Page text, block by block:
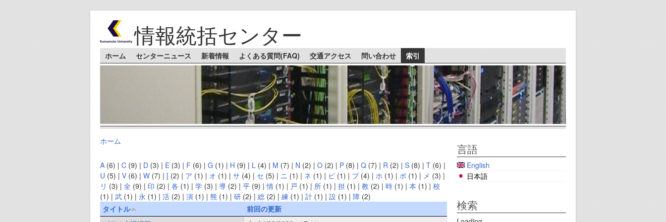
Skip to main content
情報統括センター
Main menu
ホーム センターニュース 新着情報 よくある質問(FAQ) 交通アクセス 問い合わせ 索引
You are here
ホーム
A (6) | C (9) | D (3) | E (3) | F (6) | G (1) | H (9) | L (4) | M (7) | N (2) | O (2) | P (8) | Q (7) | R (2) | S (8) | T (6) |
U (5) | V (6) | W (7) | [ (2) | ア (1) | オ (1) | サ (4) | セ (5) | ニ (1) | ネ (1) | ビ (1) | プ(4) | ホ (1) | ポ (1) | メ (3) |
リ (3) | 全 (9) | 印 (2) | 各 (1) | 学 (3) | 導 (2) | 平 (9) |情 (1) | 戸 (1) | 所 (1) | 担 (1) | 教 (2) | 時 (1) | 本 (1) | 校
(1) | 武 (1) | 永 (1) | 活 (2) | 演 (1) | 熊 (1) | 研 (2) | 総 (2) | 練 (1) | 計 (1) | 設 (1) | 障 (2)
タイトル
前回の更新
言語
English
日本語
検索